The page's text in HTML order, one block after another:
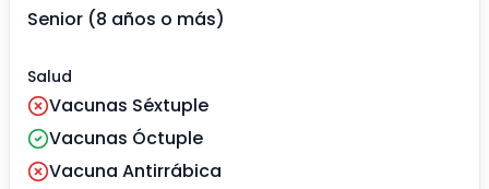
Senior (8 años o más)
Salud
Vacunas Séxtuple
Vacunas Óctuple
Vacuna Antirrábica